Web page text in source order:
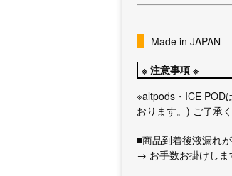
Made in JAPAN
※ 注意事項 ※
※altpods・ICE POD
おります。) ご了承く
■商品到着後液漏れ
→ お手数お掛けしま